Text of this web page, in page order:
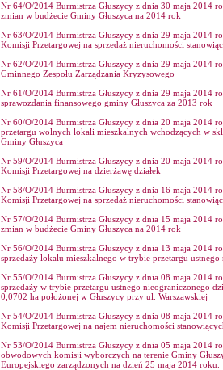
Nr 64/O/2014 Burmistrza Głuszycy z dnia 30 maja 2014
zmian w budżecie Gminy Głuszyca na 2014 rok
Nr 63/O/2014 Burmistrza Głuszycy z dnia 29 maja 2014
Komisji Przetargowej na sprzedaż nieruchomości
Nr 62/O/2014 Burmistrza Głuszycy z dnia 29 maja 2014
Gminnego Zespołu Zarządzania Kryzysowego
Nr 61/O/2014 Burmistrza Głuszycy z dnia 29 maja 2014
sprawozdania finansowego gminy Głuszyca za 2013 rok
Nr 60/O/2014 Burmistrza Głuszycy z dnia 20 maja 2014
przetargu wolnych lokali mieszkalnych wchodzących w
Gminy Głuszyca
Nr 59/O/2014 Burmistrza Głuszycy z dnia 20 maja 2014
Komisji Przetargowej na dzierżawę działek
Nr 58/O/2014 Burmistrza Głuszycy z dnia 16 maja 2014
Komisji Przetargowej na sprzedaż nieruchomości
Nr 57/O/2014 Burmistrza Głuszycy z dnia 15 maja 2014
zmian w budżecie Gminy Głuszyca na 2014 rok
Nr 56/O/2014 Burmistrza Głuszycy z dnia 13 maja 2014
sprzedaży lokalu mieszkalnego w trybie przetargu ustnego
Nr 55/O/2014 Burmistrza Głuszycy z dnia 08 maja 2014
sprzedaży w trybie przetargu ustnego nieograniczonego
0,0702 ha położonej w Głuszycy przy ul. Warszawskiej
Nr 54/O/2014 Burmistrza Głuszycy z dnia 08 maja 2014
Komisji Przetargowej na najem nieruchomości
Nr 53/O/2014 Burmistrza Głuszycy z dnia 05 maja 2014
obwodowych komisji wyborczych na terenie Gminy
Europejskiego zarządzonych na dzień 25 maja 2014 roku.